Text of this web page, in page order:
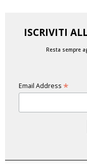
ISCRIVITI
Resta sempre
Email Address *